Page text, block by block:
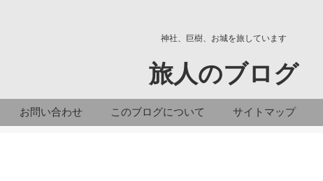
神社、巨樹、お城を旅しています
旅人のブログ
お問い合わせ このブログについて サイトマップ